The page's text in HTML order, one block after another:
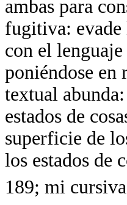
ambas para
fugitiva: evade
con el
poniéndose en
textual abunda:
estados de
superficie de
los estados de
189; mi